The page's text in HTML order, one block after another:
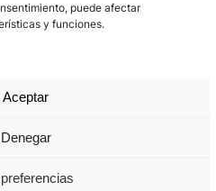
puede afectar
y funciones.
Aceptar
Denegar